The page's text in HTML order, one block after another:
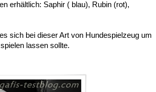
erhältlich: Saphir ( blau), Rubin (rot),
sich bei dieser Art von Hundespielzeug um
lassen sollte.